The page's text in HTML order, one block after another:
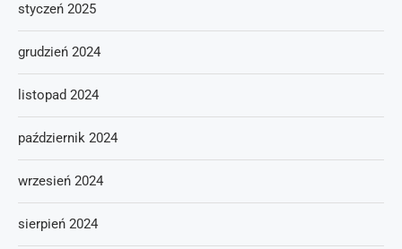
styczeń 2025
grudzień 2024
listopad 2024
październik 2024
wrzesień 2024
sierpień 2024